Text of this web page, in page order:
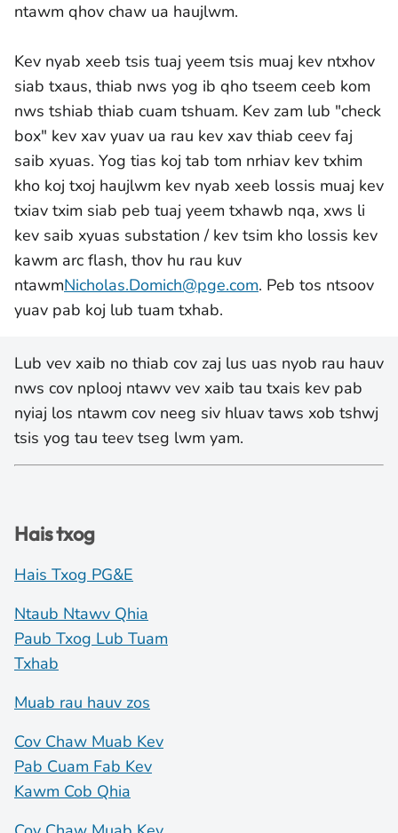
ntawm qhov chaw ua haujlwm.
Kev nyab xeeb tsis tuaj yeem tsis muaj kev ntxhov
siab txaus, thiab nws yog ib qho tseem ceeb kom
nws tshiab thiab cuam tshuam. Kev zam lub "check
box" kev xav yuav ua rau kev xav thiab ceev faj
saib xyuas. Yog tias koj tab tom nrhiav kev txhim
kho koj txoj haujlwm kev nyab xeeb lossis muaj kev
txiav txim siab peb tuaj yeem txhawb nqa, xws li
kev saib xyuas substation / kev tsim kho lossis kev
kawm arc flash, thov hu rau kuv
ntawmNicholas.Domich@pge.com. Peb tos ntsoov
yuav pab koj lub tuam txhab.
Lub vev xaib no thiab cov zaj lus uas nyob rau hauv
nws cov nplooj ntawv vev xaib tau txais kev pab
nyiaj los ntawm cov neeg siv hluav taws xob tshwj
tsis yog tau teev tseg lwm yam.
Hais txog
Hais Txog PG&E
Ntaub Ntawv Qhia
Paub Txog Lub Tuam
Txhab
Muab rau hauv zos
Cov Chaw Muab Kev
Pab Cuam Fab Kev
Kawm Cob Qhia